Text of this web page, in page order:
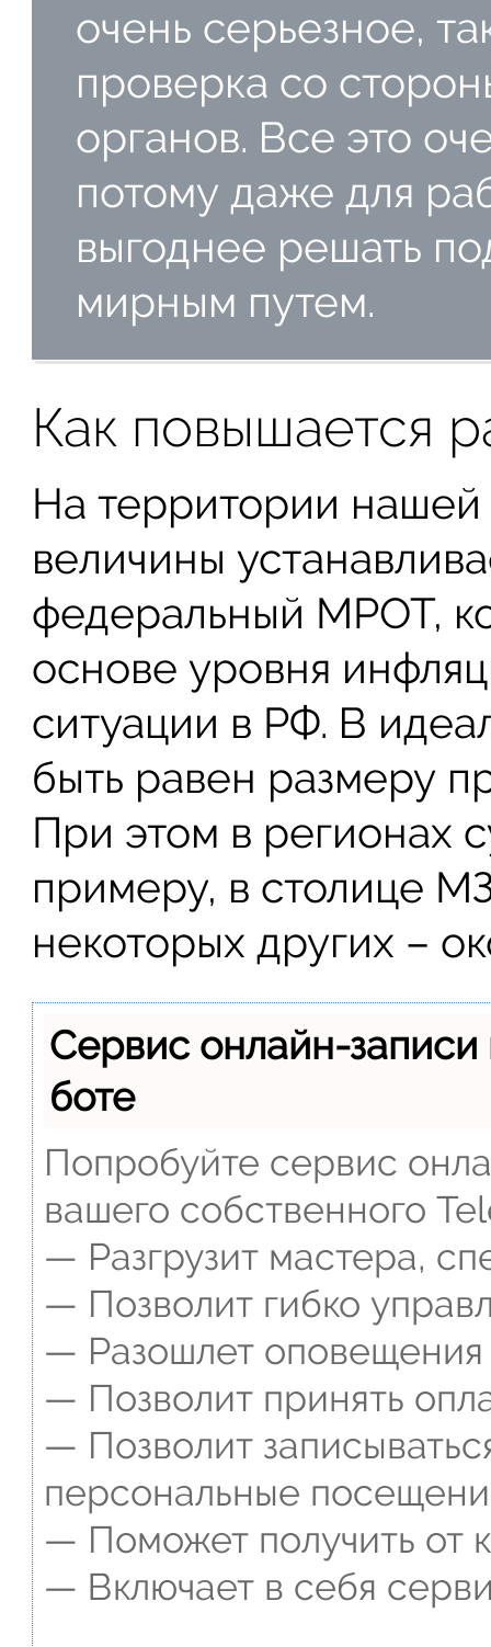
очень серьезное,
проверка со
органов. Все это
потому даже для
выгоднее решать
мирным путем.
Как повышается
На территории
величины
федеральный МРОТ,
основе уровня
ситуации в РФ. В
быть равен размеру
При этом в регионах
примеру, в столице
некоторых других –
Сервис онлайн-
боте
Попробуйте сервис
вашего собственного
— Разгрузит мастера,
— Позволит гибко
— Разошлет оповещения
— Позволит принять
— Позволит
персональные
— Поможет получить от
— Включает в себя